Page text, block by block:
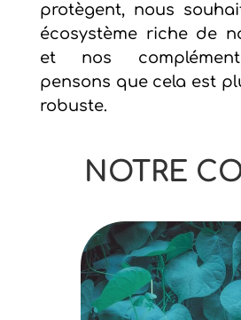
protègent, nous
écosystème riche de
et nos
pensons que cela est
robuste.
NOTRE